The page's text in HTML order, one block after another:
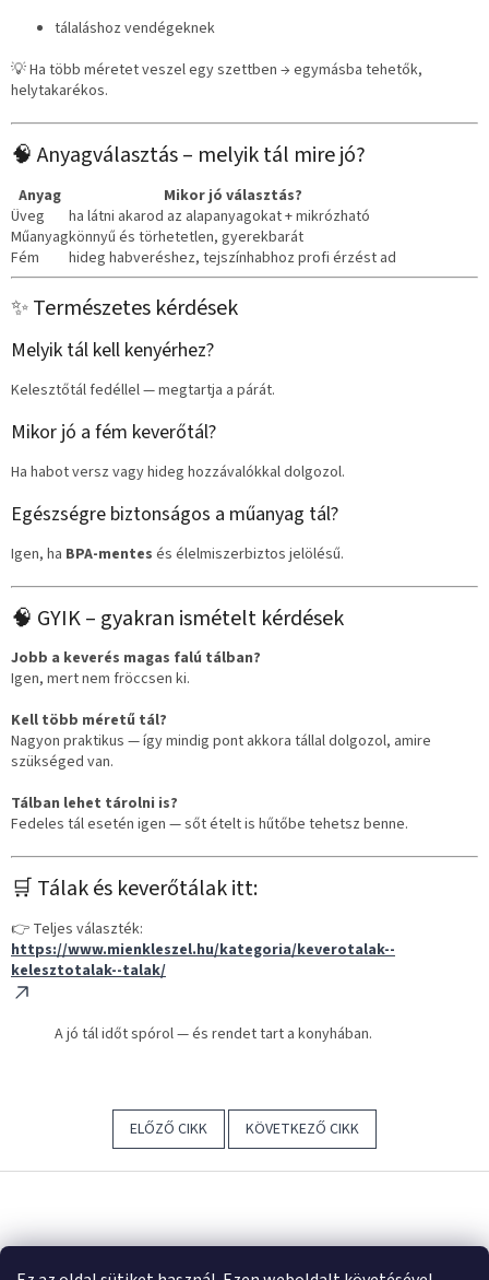
tálaláshoz vendégeknek
💡 Ha több méretet veszel egy szettben → egymásba tehetők,
helytakarékos.
🧠 Anyagválasztás – melyik tál mire jó?
Anyag
Mikor jó választás?
Üveg
ha látni akarod az alapanyagokat + mikrózható
Műanyagkönnyű és törhetetlen, gyerekbarát
Fém
hideg habveréshez, tejszínhabhoz profi érzést ad
✨ Természetes kérdések
Melyik tál kell kenyérhez?
Kelesztőtál fedéllel — megtartja a párát.
Mikor jó a fém keverőtál?
Ha habot versz vagy hideg hozzávalókkal dolgozol.
Egészségre biztonságos a műanyag tál?
Igen, ha BPA-mentes és élelmiszerbiztos jelölésű.
🧠 GYIK – gyakran ismételt kérdések
Jobb a keverés magas falú tálban?
Igen, mert nem fröccsen ki.
Kell több méretű tál?
Nagyon praktikus — így mindig pont akkora tállal dolgozol, amire
szükséged van.
Tálban lehet tárolni is?
Fedeles tál esetén igen — sőt ételt is hűtőbe tehetsz benne.
🛒 Tálak és keverőtálak itt:
👉 Teljes választék:
https://www.mienkleszel.hu/kategoria/keverotalak--
kelesztotalak--talak/
A jó tál időt spórol — és rendet tart a konyhában.
ELŐZŐ CIKK KÖVETKEZŐ CIKK
L
l
Á
r
Árukereső.hu